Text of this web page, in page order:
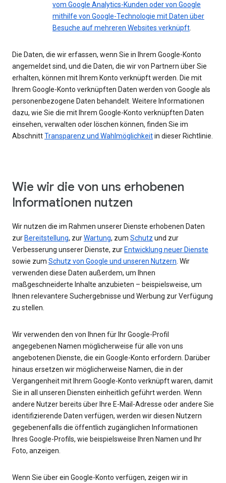
vom Google Analytics-Kunden oder von Google
mithilfe von Google-Technologie mit Daten über
Besuche auf mehreren Websites verknüpft.
Die Daten, die wir erfassen, wenn Sie in Ihrem Google-Konto
angemeldet sind, und die Daten, die wir von Partnern über Sie
erhalten, können mit Ihrem Konto verknüpft werden. Die mit
Ihrem Google-Konto verknüpften Daten werden von Google als
personenbezogene Daten behandelt. Weitere Informationen
dazu, wie Sie die mit Ihrem Google-Konto verknüpften Daten
einsehen, verwalten oder löschen können, finden Sie im
AbschnittTransparenz und Wahlmöglichkeitin dieser Richtlinie.
Wie wir die von uns erhobenen
Informationen nutzen
Wir nutzen die im Rahmen unserer Dienste erhobenen Daten
zur Bereitstellung, zurWartung, zum Schutz und zur
Verbesserung unserer Dienste, zur Entwicklung neuer Dienste
sowie zum Schutz von Google und unseren Nutzern. Wir
verwenden diese Daten außerdem, um Ihnen
maßgeschneiderte Inhalte anzubieten – beispielsweise, um
Ihnen relevantere Suchergebnisse und Werbung zur Verfügung
zu stellen.
Wir verwenden den von Ihnen für Ihr Google-Profil
angegebenen Namen möglicherweise für alle von uns
angebotenen Dienste, die ein Google-Konto erfordern. Darüber
hinaus ersetzen wir möglicherweise Namen, die in der
Vergangenheit mit Ihrem Google-Konto verknüpft waren, damit
Sie in all unseren Diensten einheitlich geführt werden. Wenn
andere Nutzer bereits über Ihre E-Mail-Adresse oder andere Sie
identifizierende Daten verfügen, werden wir diesen Nutzern
gegebenenfalls die öffentlich zugänglichen Informationen
Ihres Google-Profils, wie beispielsweise Ihren Namen und Ihr
Foto, anzeigen.
Wenn Sie über ein Google-Konto verfügen, zeigen wir in